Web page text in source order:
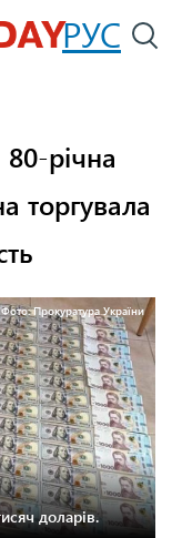
РУС
річна
торгувала
Фото: Прокуратура України
доларів.